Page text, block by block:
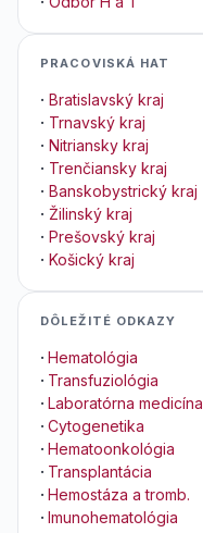
PRACOVISKÁ HAT
· Bratislavský kraj
· Trnavský kraj
· Nitriansky kraj
· Trenčiansky kraj
· Banskobystrický kraj
· Žilinský kraj
· Prešovský kraj
· Košický kraj
DÔLEŽITÉ ODKAZY
· Hematológia
· Transfuziológia
· Laboratórna medicína
· Cytogenetika
· Hematoonkológia
· Transplantácia
· Hemostáza a tromb.
· Imunohematológia